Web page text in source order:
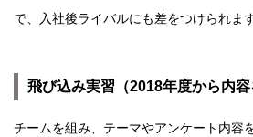
で、入社後ライバルにも差をつけられます
飛び込み実習（2018年度から内容
チームを組み、テーマやアンケート内容